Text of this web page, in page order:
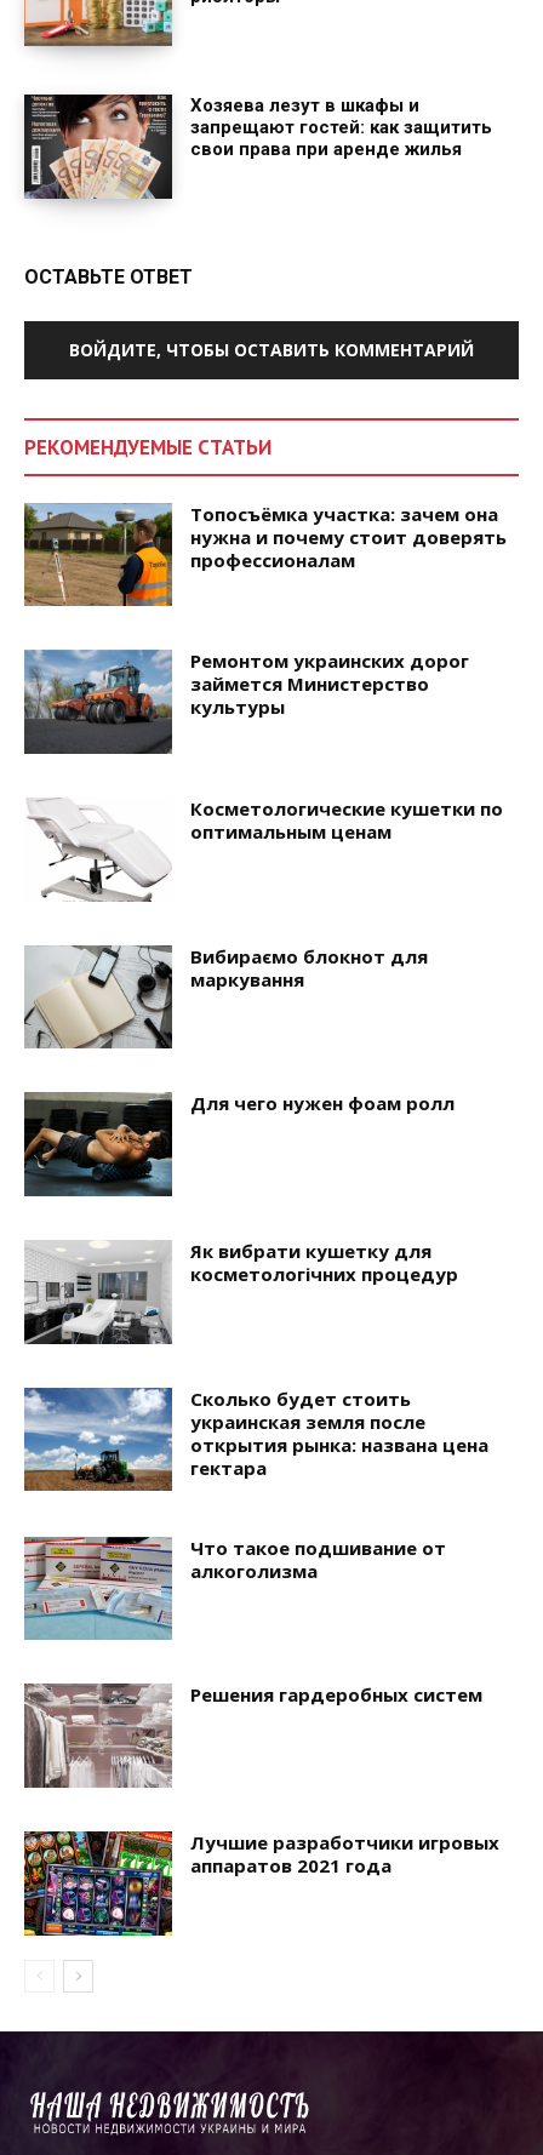
Хозяева лезут в шкафы и
запрещают гостей: как защитить
свои права при аренде жилья
ОСТАВЬТЕ ОТВЕТ
ВОЙДИТЕ, ЧТОБЫ ОСТАВИТЬ КОММЕНТАРИЙ
РЕКОМЕНДУЕМЫЕ СТАТЬИ
Топосъёмка участка: зачем она
нужна и почему стоит доверять
профессионалам
Ремонтом украинских дорог
займется Министерство
культуры
Косметологические кушетки по
оптимальным ценам
Вибираємо блокнот для
маркування
Для чего нужен фоам ролл
Як вибрати кушетку для
косметологічних процедур
Сколько будет стоить
украинская земля после
открытия рынка: названа цена
гектара
Что такое подшивание от
алкоголизма
Решения гардеробных систем
Лучшие разработчики игровых
аппаратов 2021 года